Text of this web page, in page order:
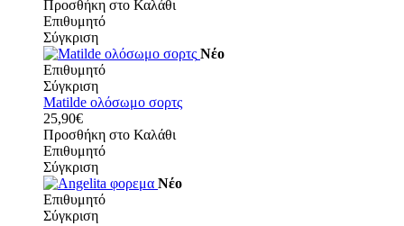
Προσθήκη στο Καλάθι
Επιθυμητό
Σύγκριση
Νέο
Επιθυμητό
Σύγκριση
Matilde ολόσωμο σορτς
25,90€
Προσθήκη στο Καλάθι
Επιθυμητό
Σύγκριση
Νέο
Επιθυμητό
Σύγκριση